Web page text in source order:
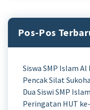
Pos-Pos
Siswa SMP Islam
Pencak Silat
Dua Siswi SMP
Peringatan HUT